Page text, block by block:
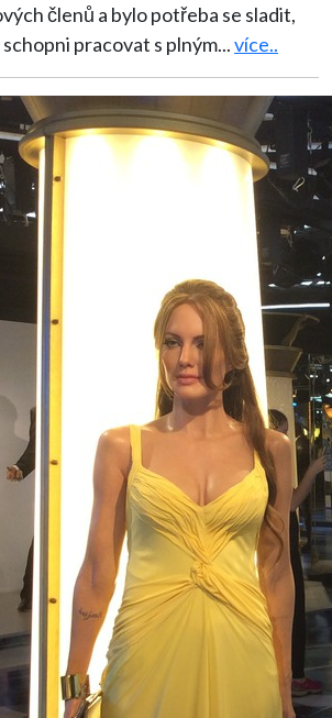
členů a bylo potřeba se sladit,
pracovat s plným...více..